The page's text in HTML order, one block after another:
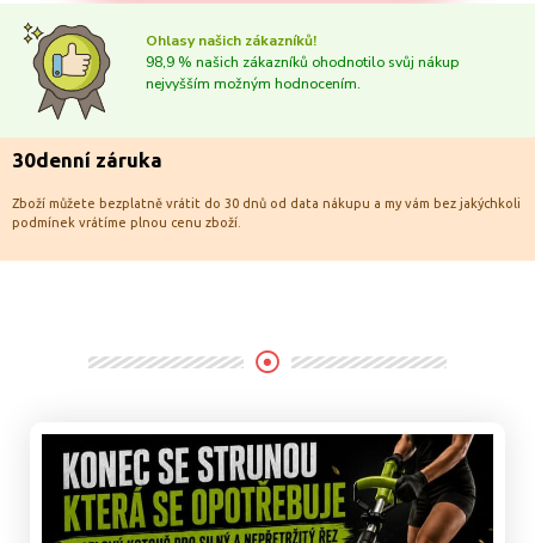
Ohlasy našich zákazníků!
98,9 % našich zákazníků ohodnotilo svůj nákup
nejvyšším možným hodnocením.
30denní záruka
Zboží můžete bezplatně vrátit do 30 dnů od data nákupu a my vám bez jakýchkoli
podmínek vrátíme plnou cenu zboží.